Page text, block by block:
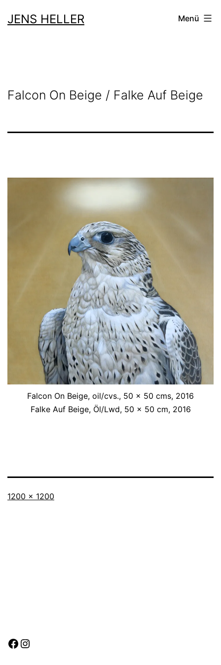
Inhalt
JENS HELLER Menü
Falcon On Beige / Falke Auf Beige
Falcon On Beige, oil/cvs., 50 x 50 cms, 2016
Falke Auf Beige, Öl/Lwd, 50 x 50 cm, 2016
Originalgröße
1200 × 1200
Facebook
Instagram